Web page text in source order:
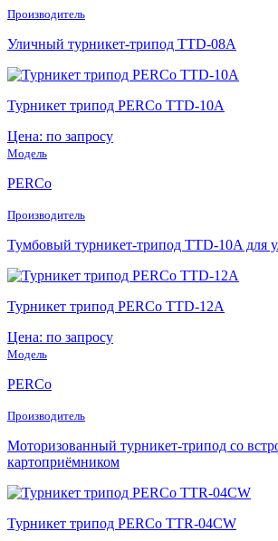
Производитель
Уличный турникет-трипод TTD-08A
Турникет трипод PERCo TTD-10A
Цена: по запросу
Модель
PERCo
Производитель
Тумбовый турникет-трипод TTD-10A для
Турникет трипод PERCo TTD-12A
Цена: по запросу
Модель
PERCo
Производитель
Моторизованный турникет-трипод со
картоприёмником
Турникет трипод PERCo TTR-04CW